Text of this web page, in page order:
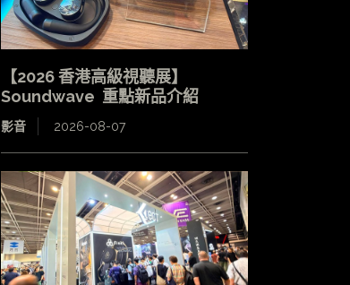
【2026 香港高級視聽展】
Soundwave 重點新品介紹
影音 2026-08-07